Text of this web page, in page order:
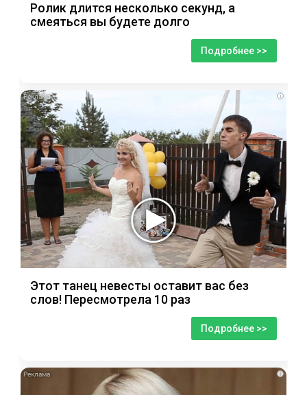
Ролик длится несколько секунд, а
смеяться вы будете долго
Подробнее >>
i
Этот танец невесты оставит вас без
слов! Пересмотрела 10 раз
Подробнее >>
i